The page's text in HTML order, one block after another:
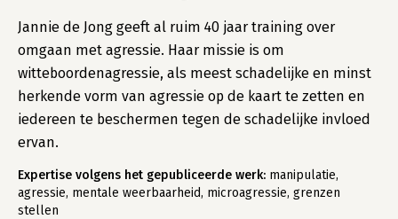
Jannie de Jong geeft al ruim 40 jaar training over
omgaan met agressie. Haar missie is om
witteboordenagressie, als meest schadelijke en minst
herkende vorm van agressie op de kaart te zetten en
iedereen te beschermen tegen de schadelijke invloed
ervan.
Expertise volgens het gepubliceerde werk: manipulatie,
agressie, mentale weerbaarheid, microagressie, grenzen
stellen